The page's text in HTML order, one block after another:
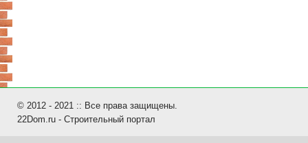
© 2012 - 2021 :: Все права защищены.
22Dom.ru - Строительный портал